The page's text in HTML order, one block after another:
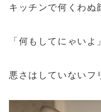
キッチンで何くわぬ
「何もしてにゃいよ
悪さはしていない